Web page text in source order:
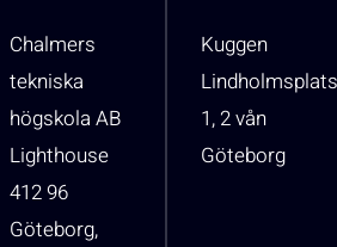
Chalmers
tekniska
högskola AB
Lighthouse
412 96
Göteborg,
Kuggen
1, 2 vån
Göteborg